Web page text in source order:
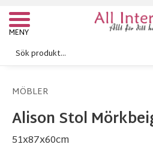
Meny
MÖBLER
Alison Stol
51x87x60cm